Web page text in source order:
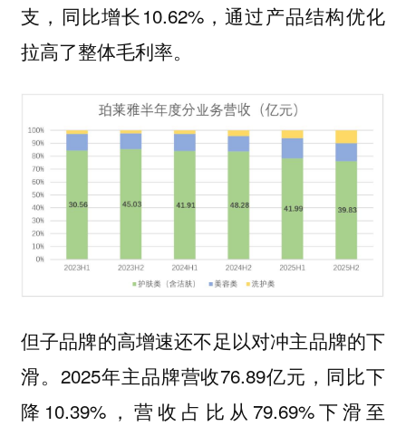
支，同比增长10.62%，通过产品结构优化
拉高了整体毛利率。
但子品牌的高增速还不足以对冲主品牌的下
滑。2025年主品牌营收76.89亿元，同比下
降10.39%，营收占比从79.69%下滑至